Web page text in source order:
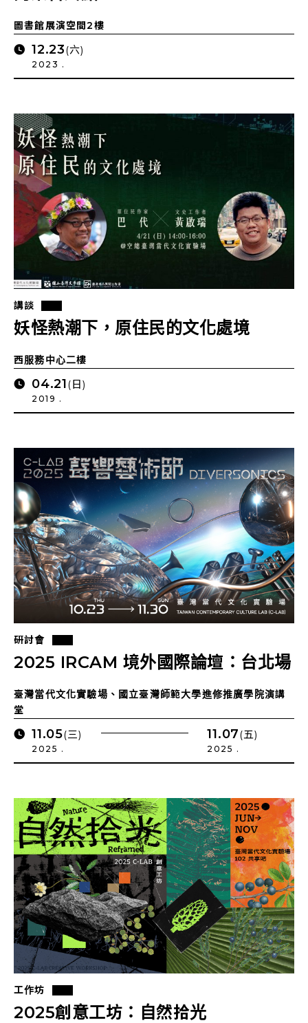
圖書館展演空間2樓
12.23(六)
2023 .
講談
妖怪熱潮下，原住民的文化處境
西服務中心二樓
04.21(日)
2019 .
研討會
2025 IRCAM 境外國際論壇：台北場
臺灣當代文化實驗場、國立臺灣師範大學進修推廣學院演講
堂
11.05(三)
2025 .
11.07(五)
2025 .
工作坊
2025創意工坊：自然拾光